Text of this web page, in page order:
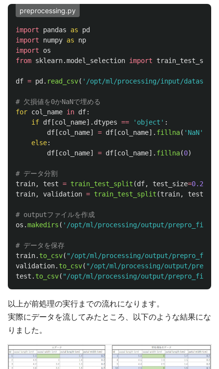
preprocessing.py
import pandas as
pd
import
numpy as
np
import
os
from sklearn.model_selection import train_test_split
df = pd . read_csv( ' /opt/ml/processing/input/
for col_name in df:
if df [col_name]. dtypes == ' object ' :
df [col_name] = df [col_name]. fillna( ' NaN'
else:
df [col_name] = df [col_name]. fillna(0)
train, test = train_test_split (df, test_size=0.2
train, validation = train_test_split (train,
os .makedirs ( ' /opt/ml/processing/output/prepro_file
train. to_csv( " /opt/ml/processing/output/
validation. to_csv( " /opt/ml/processing/output/
test . to_csv( " /opt/ml/processing/output/prepro_file/
以上が前処理の実行までの流れになります。
実際にデータを流してみたところ、以下のような結果にな
りました。